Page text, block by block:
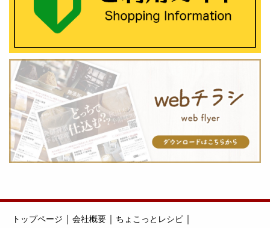
トップページ ｜ 会社概要 ｜ ちょこっとレシピ ｜